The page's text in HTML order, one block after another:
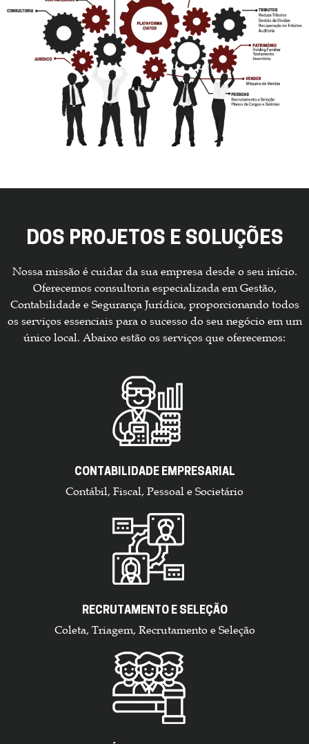
DOS PROJETOS E SOLUÇÕES
Nossa missão é cuidar da sua empresa desde o seu início.
Oferecemos consultoria especializada em Gestão,
Contabilidade e Segurança Jurídica, proporcionando todos
os serviços essenciais para o sucesso do seu negócio em um
único local. Abaixo estão os serviços que oferecemos:
CONTABILIDADE EMPRESARIAL
Contábil, Fiscal, Pessoal e Societário
RECRUTAMENTO E SELEÇÃO
Coleta, Triagem, Recrutamento e Seleção